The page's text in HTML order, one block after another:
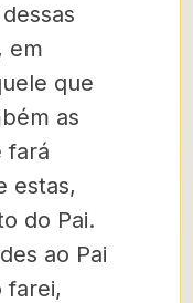
em
que
as
fará
estas,
do Pai.
ao Pai
farei,